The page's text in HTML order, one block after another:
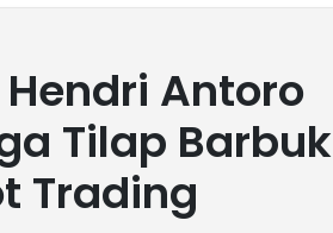
Antoro
Tilap Barbuk
Trading